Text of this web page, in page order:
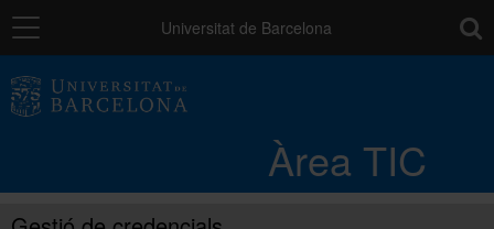
Navegació Universitat de Barcelona
Àrea TIC
Entorn de treball
Núvol UB